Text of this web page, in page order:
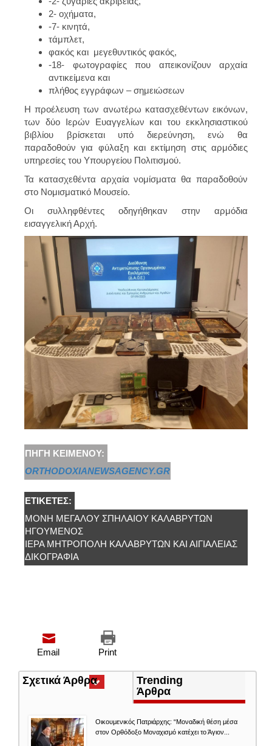
2- οχήματα,
-7- κινητά,
τάμπλετ,
φακός και μεγεθυντικός φακός,
-18- φωτογραφίες που απεικονίζουν αρχαία
αντικείμενα και
πλήθος εγγράφων – σημειώσεων
Η προέλευση των ανωτέρω κατασχεθέντων εικόνων,
των δύο Ιερών Ευαγγελίων και του εκκλησιαστικού
βιβλίου βρίσκεται υπό διερεύνηση, ενώ θα
παραδοθούν για φύλαξη και εκτίμηση στις αρμόδιες
υπηρεσίες του Υπουργείου Πολιτισμού.
Τα κατασχεθέντα αρχαία νομίσματα θα παραδοθούν
στο Νομισματικό Μουσείο.
Οι συλληφθέντες οδηγήθηκαν στην αρμόδια
εισαγγελική Αρχή.
ΠΗΓΉ ΚΕΙΜΈΝΟΥ:
ORTHODOXIANEWSAGENCY.GR
ΕΤΙΚΈΤΕΣ:
ΜΟΝΉ ΜΕΓΆΛΟΥ ΣΠΗΛΑΊΟΥ ΚΑΛΑΒΡΎΤΩΝ
ΗΓΟΥΜΕΝΟΣ
ΙΕΡΆ ΜΗΤΡΌΠΟΛΗ ΚΑΛΑΒΡΎΤΩΝ ΚΑΙ ΑΙΓΙΑΛΕΊΑΣ
ΔΙΚΟΓΡΑΦΙΑ
Print
Email
Σχετικά Άρθρα(ενεργή
καρτέλα)
Trending
Άρθρα
Οικουμενικός Πατριάρχης: “Μοναδική θέση μέσα
στον Ορθόδοξο Μοναχισμό κατέχει το Άγιον...